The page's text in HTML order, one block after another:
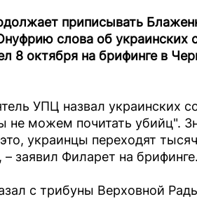
приписывать
слова об украинских
8 октября на брифинге в
УПЦ назвал украинских
можем почитать убийц".
украинцы переходят
заявил Филарет на брифинге.
с трибуны Верховной